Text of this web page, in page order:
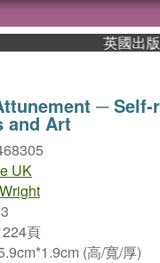
英國出版界
─
and Art
UK
頁
(高/寬/厚)